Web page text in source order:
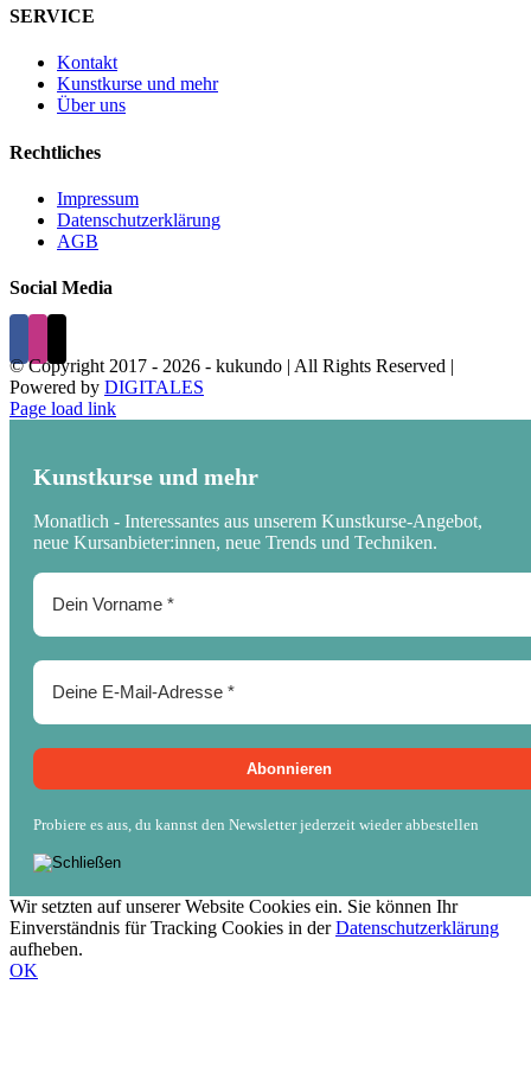
SERVICE
Kontakt
Kunstkurse und mehr
Über uns
Rechtliches
Impressum
Datenschutzerklärung
AGB
Social Media
© Copyright 2017 - 2026 - kukundo | All Rights Reserved |
Powered by DIGITALES
Page load link
Kunstkurse und mehr
Monatlich - Interessantes aus unserem Kunstkurse-Angebot,
neue Kursanbieter:innen, neue Trends und Techniken.
Probiere es aus, du kannst den Newsletter jederzeit wieder abbestellen
Wir setzten auf unserer Website Cookies ein. Sie können Ihr
Einverständnis für Tracking Cookies in derDatenschutzerklärung
aufheben.
OK